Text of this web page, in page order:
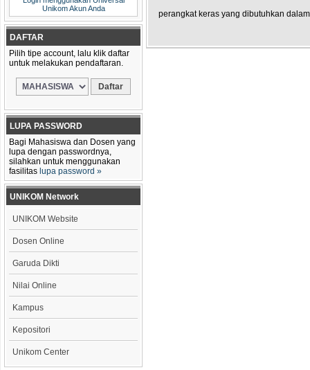
Unikom Akun Anda
DAFTAR
Pilih tipe account, lalu klik daftar
untuk melakukan pendaftaran.
LUPA PASSWORD
Bagi Mahasiswa dan Dosen yang
lupa dengan passwordnya,
silahkan untuk menggunakan
fasilitas lupa password »
UNIKOM Network
UNIKOM Website
Dosen Online
Garuda Dikti
Nilai Online
Kampus
Kepositori
Unikom Center
perangkat keras yang dibutuhkan